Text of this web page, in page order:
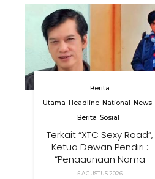
Berita
Utama
Headline National News
Berita Sosial
Terkait “XTC Sexy Road”,
Ketua Dewan Pendiri :
“Penggunaan Nama
Tersebut Telah
5 AGUSTUS 2026